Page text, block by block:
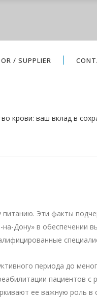
/ SUPPLIER
крови: ваш вклад в
питанию. Эти факты
Дону» в обеспечении
периода до
пациентов с
ее важную роль в